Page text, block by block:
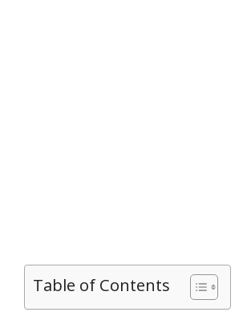
Table of Contents